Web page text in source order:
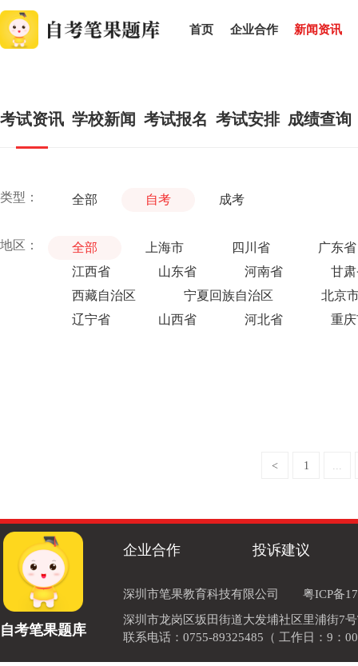
首页 企业合作 新闻资讯
考试资讯 学校新闻 考试报名 考试安排 成绩查询
类型： 全部 自考 成考
地区： 全部 上海市 四川省
广东省
江西省
山东省 河南省
甘
西藏自治区
宁夏回族自治区
北京
辽宁省
山西省 河北省 重
< 1 ...
自考笔果题库
企业合作 投诉建议
深圳市笔果教育科技有限公司
粤ICP备
深圳市龙岗区坂田街道大发埔社区里浦街7
联系电话：0755-89325485（ 工作日：9：